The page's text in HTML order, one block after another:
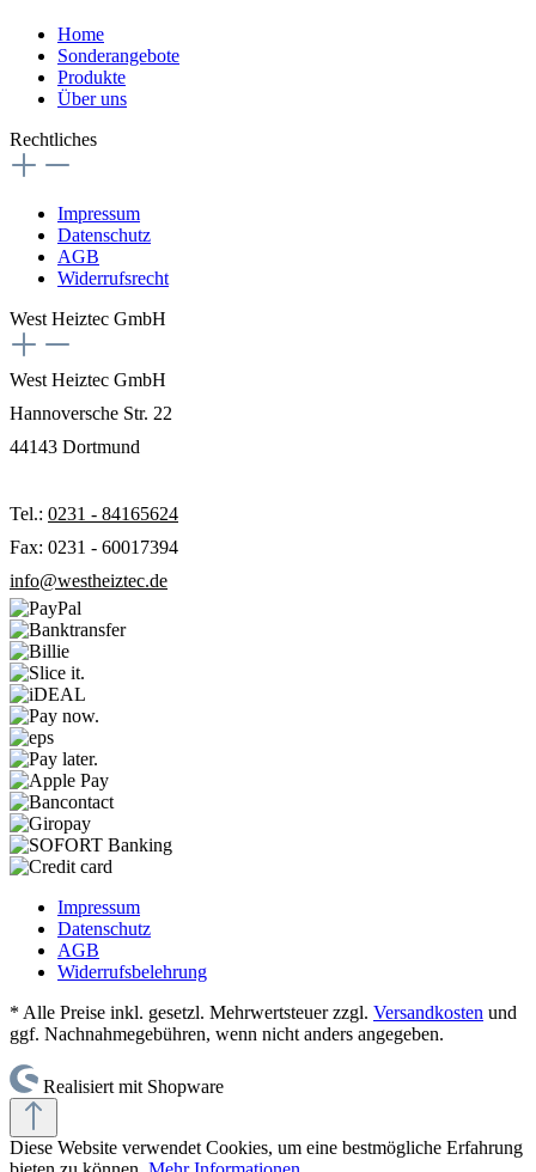
Home
Sonderangebote
Produkte
Über uns
Rechtliches
Impressum
Datenschutz
AGB
Widerrufsrecht
West Heiztec GmbH
West Heiztec GmbH
Hannoversche Str. 22
44143 Dortmund
Tel.: 0231 - 84165624
Fax: 0231 - 60017394
info@westheiztec.de
Impressum
Datenschutz
AGB
Widerrufsbelehrung
* Alle Preise inkl. gesetzl. Mehrwertsteuer zzgl. Versandkosten und
ggf. Nachnahmegebühren, wenn nicht anders angegeben.
Realisiert mit Shopware
Diese Website verwendet Cookies, um eine bestmögliche Erfahrung